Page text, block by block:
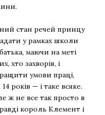
стан речей принцу
у рамках школи
маючи на меті
хто захворів, і
умови праці,
років — і таке всяке.
ж не все так просто в
король Клемент і